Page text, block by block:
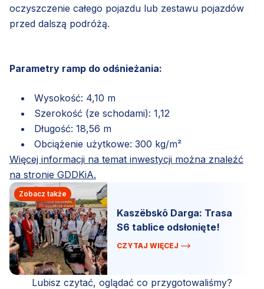
oczyszczenie całego pojazdu lub zestawu pojazdów
przed dalszą podróżą.
Parametry ramp do odśnieżania:
Wysokość: 4,10 m
Szerokość (ze schodami): 1,12
Długość: 18,56 m
Obciążenie użytkowe: 300 kg/m²
Więcej informacji na temat inwestycji można znaleźć
na stronie GDDKiA.
Zobacz także
Kaszëbskô Darga: Trasa
S6 tablice odsłonięte!
CZYTAJ WIĘCEJ
Lubisz czytać, oglądać co przygotowaliśmy?